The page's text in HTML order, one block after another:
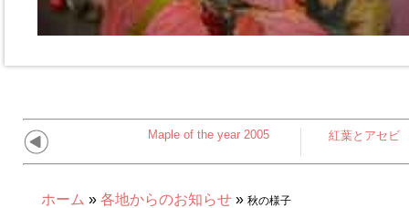
Maple of the year 2005 紅葉とアセビ
ホーム » 各地からのお知らせ » 秋の様子